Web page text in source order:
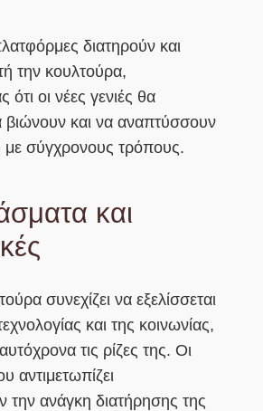
διατηρούν και
την κουλτούρα,
ότι οι νέες γενιές θα
βιώνουν και να αναπτύσσουν
σύγχρονους τρόπους.
και
συνεχίζει να εξελίσσεται
και της κοινωνίας,
τις ρίζες της. Οι
αντιμετωπίζει
την ανάγκη διατήρησης της